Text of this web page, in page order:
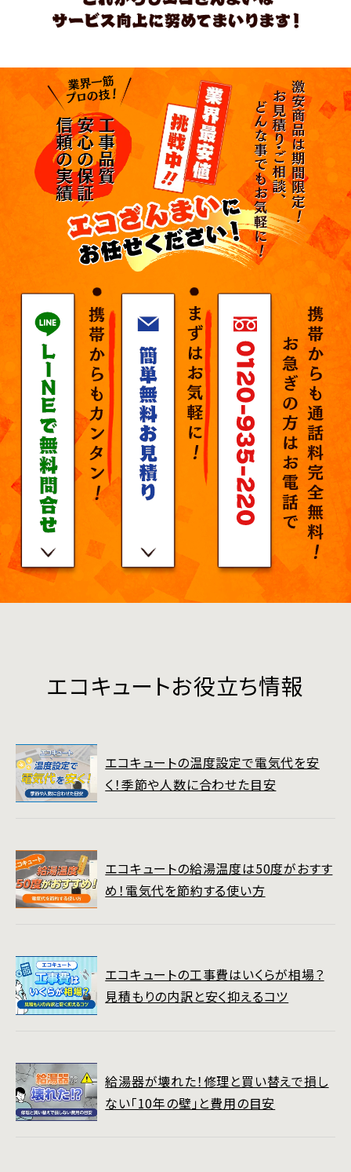
エコキュートお役立ち情報
エコキュートの温度設定で電気代を安
く！季節や人数に合わせた目安
エコキュートの給湯温度は50度がおすす
め！電気代を節約する使い方
エコキュートの工事費はいくらが相場？
見積もりの内訳と安く抑えるコツ
給湯器が壊れた！修理と買い替えで損し
ない「10年の壁」と費用の目安